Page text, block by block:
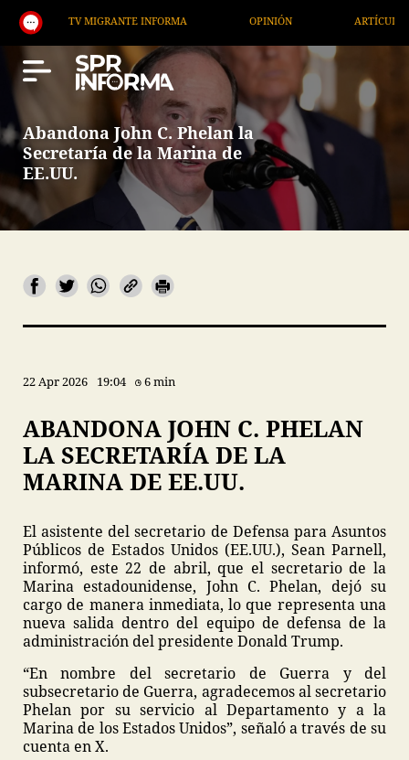
TV MIGRANTE INFORMA
Abandona John C. Phelan la
Secretaría de la Marina de
EE.UU.
22 Apr 2026 19:04 6 min
ABANDONA JOHN C. PHELAN
LA SECRETARÍA DE LA
MARINA DE EE.UU.
El asistente del secretario de Defensa para Asuntos
Públicos de Estados Unidos (EE.UU.), Sean Parnell,
informó, este 22 de abril, que el secretario de la
Marina estadounidense, John C. Phelan, dejó su
cargo de manera inmediata, lo que representa una
nueva salida dentro del equipo de defensa de la
administración del presidente Donald Trump.
“En nombre del secretario de Guerra y del
subsecretario de Guerra, agradecemos al secretario
Phelan por su servicio al Departamento y a la
Marina de los Estados Unidos”, señaló a través de su
cuenta en X.